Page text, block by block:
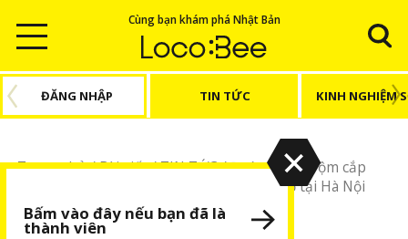
Cùng bạn khám phá Nhật Bản
ĐĂNG NHẬP TIN TỨC KINH NGHIỆM
Trang chủ/Bài viết/TIN TỨC/Đường dây trộm cắp
hàng loạt ở hiệu thuốc Nhật Bản có trụ sở tại Hà Nội
TIN TỨC BÀI VIẾT NỔI BẬT
Bấm vào đây nếu bạn đã là
thành viên